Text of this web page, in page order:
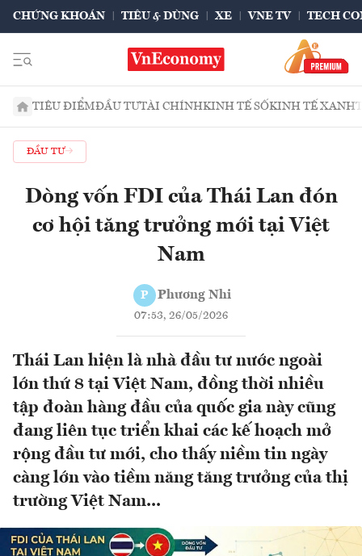
CHỨNG KHOÁN TIÊU & DÙNG XE VNE TV TECH
TIÊU ĐIỂMĐẦU TƯTÀI CHÍNHKINH TẾ SỐKINH TẾ XANH
ĐẦU TƯ
Dòng vốn FDI của Thái Lan đón
cơ hội tăng trưởng mới tại Việt
Nam
P Phương Nhi
07:53, 26/05/2026
Thái Lan hiện là nhà đầu tư nước ngoài
lớn thứ 8 tại Việt Nam, đồng thời nhiều
tập đoàn hàng đầu của quốc gia này cũng
đang liên tục triển khai các kế hoạch mở
rộng đầu tư mới, cho thấy niềm tin ngày
càng lớn vào tiềm năng tăng trưởng của thị
trường Việt Nam...